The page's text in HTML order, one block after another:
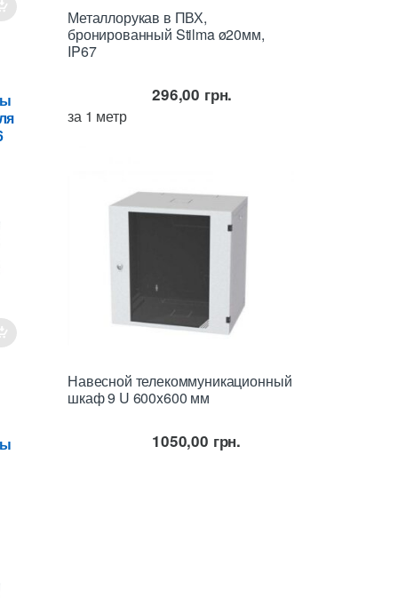
Металлорукав в ПВХ,
бронированный Stilma ø20мм,
IP67
296,00 грн.
за 1 метр
Навесной телекоммуникационный
шкаф 9 U 600x600 мм
1050,00 грн.